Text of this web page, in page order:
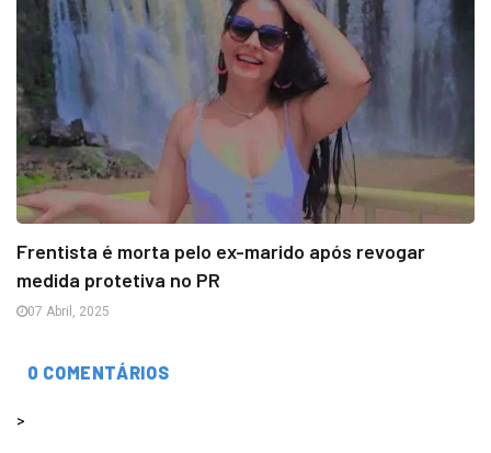
Frentista é morta pelo ex-marido após revogar
medida protetiva no PR
07 Abril, 2025
0 COMENTÁRIOS
>